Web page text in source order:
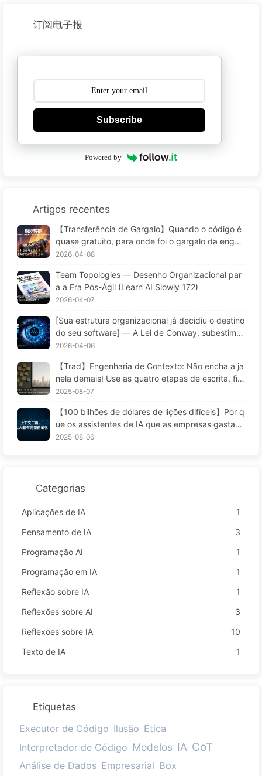
订阅电子报
Subscribe
Powered by
Artigos recentes
【Transferência de Gargalo】Quando o código é
quase gratuito, para onde foi o gargalo da engen
haria de software — A transformação da engenh
gar 173
2026-04-08
Team Topologies — Desenho Organizacional par
a a Era Pós-Ágil (Learn AI Slowly 172)
2026-04-07
[Sua estrutura organizacional já decidiu o destino
do seu software] — A Lei de Conway, subestima
da por 56 anos: a lei de ferro da gestão Transfor
— Aprenda AI aos poucos 171
2026-04-06
【Trad】Engenharia de Contexto: Não encha a ja
nela demais! Use as quatro etapas de escrita, filtr
agem, compressão e isolamento; fique atento à c
em, e mantenha o ruído do lado de fora — Apren
da AI 170
2025-08-07
【100 bilhões de dólares de lições difíceis】Por q
ue os assistentes de IA que as empresas gastam
fortunas para implementar "esquecem" nos mom
2025-08-06
Categorias
Aplicações de IA
1
Pensamento de IA
3
Programação AI
1
Programação em IA
1
Reflexão sobre IA
1
Reflexões sobre AI
3
Reflexões sobre IA
10
Texto de IA
1
Etiquetas
Executor de Código Ilusão Ética
Interpretador de Código Modelos IA CoT
Análise de Dados Empresarial Box